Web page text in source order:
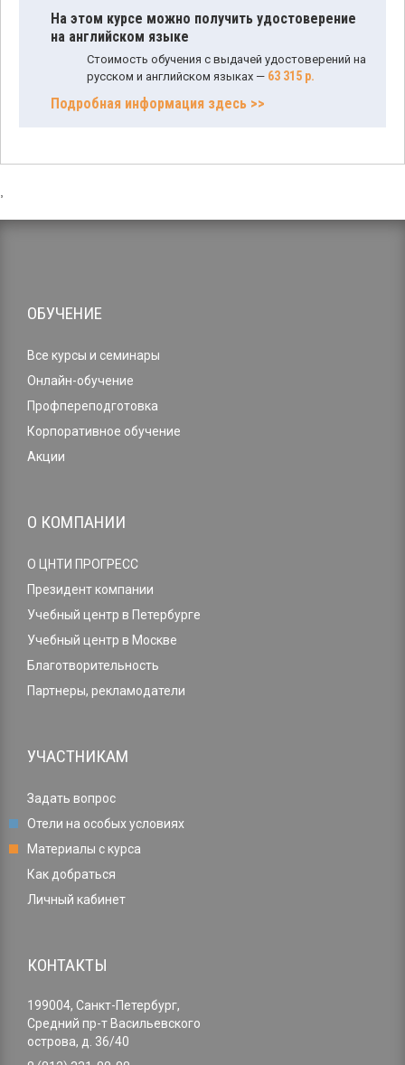
На этом курсе можно получить удостоверение
на английском языке
Стоимость обучения с выдачей удостоверений на
русском и английском языках — 63 315 р.
Подробная информация здесь >>
ОБУЧЕНИЕ
Все курсы и семинары
Онлайн-обучение
Профпереподготовка
Корпоративное обучение
Акции
О КОМПАНИИ
О ЦНТИ ПРОГРЕСС
Президент компании
Учебный центр в Петербурге
Учебный центр в Москве
Благотворительность
Партнеры, рекламодатели
УЧАСТНИКАМ
Задать вопрос
Отели на особых условиях
Материалы с курса
Как добраться
Личный кабинет
КОНТАКТЫ
199004, Санкт-Петербург,
Средний пр-т Васильевского
острова, д. 36/40